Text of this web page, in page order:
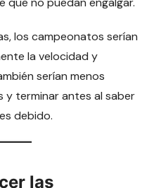
los campeonatos serían
la velocidad y
serían menos
y terminar antes al saber
debido.
las